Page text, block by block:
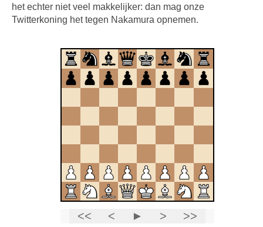
het echter niet veel makkelijker: dan mag onze
Twitterkoning het tegen Nakamura opnemen.